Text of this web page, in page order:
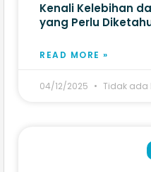
Kenali Kelebihan
yang Perlu
READ MORE »
04/12/2025 Tidak ada